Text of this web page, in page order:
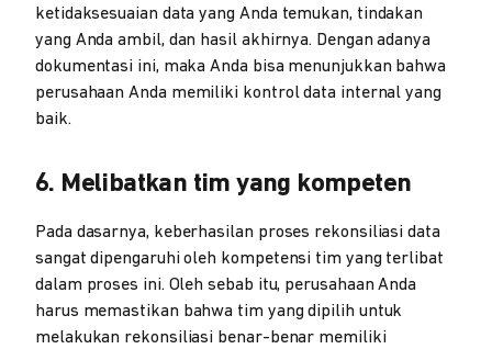
ketidaksesuaian data yang Anda temukan, tindakan
yang Anda ambil, dan hasil akhirnya. Dengan adanya
dokumentasi ini, maka Anda bisa menunjukkan bahwa
perusahaan Anda memiliki kontrol data internal yang
baik.
6. Melibatkan tim yang kompeten
Pada dasarnya, keberhasilan proses rekonsiliasi data
sangat dipengaruhi oleh kompetensi tim yang terlibat
dalam proses ini. Oleh sebab itu, perusahaan Anda
harus memastikan bahwa tim yang dipilih untuk
melakukan rekonsiliasi benar-benar memiliki